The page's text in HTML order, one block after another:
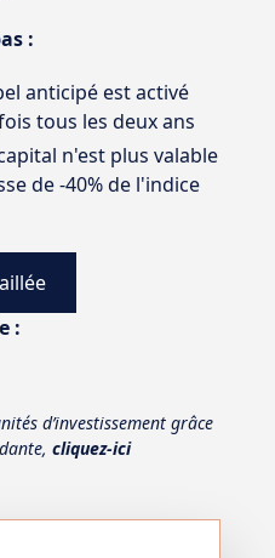
:
anticipé est activé
tous les deux ans
n'est plus valable
de -40% de l'indice
:
d’investissement grâce
cliquez-ici